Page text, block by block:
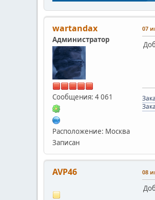
wartandax
Администратор
Сообщения: 4 061
Расположение: Москва
Записан
07
AVP46 08